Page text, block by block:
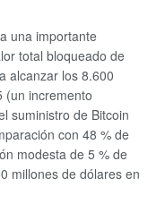
una importante
total bloqueado de
alcanzar los 8.600
(un incremento
suministro de Bitcoin
con 48 % de
modesta de 5 % de
millones de dólares en